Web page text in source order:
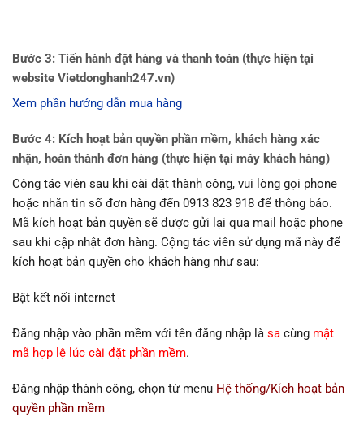
Bước 3: Tiến hành đặt hàng và thanh toán (thực hiện tại
website Vietdonghanh247.vn)
Xem phần hướng dẫn mua hàng
Bước 4: Kích hoạt bản quyền phần mềm, khách hàng xác
nhận, hoàn thành đơn hàng (thực hiện tại máy khách hàng)
Cộng tác viên sau khi cài đặt thành công, vui lòng gọi phone
hoặc nhắn tin số đơn hàng đến 0913 823 918 để thông báo.
Mã kích hoạt bản quyền sẽ được gửi lại qua mail hoặc phone
sau khi cập nhật đơn hàng. Cộng tác viên sử dụng mã này để
kích hoạt bản quyền cho khách hàng như sau:
Bật kết nối internet
Đăng nhập vào phần mềm với tên đăng nhập là sa cùng mật
mã hợp lệ lúc cài đặt phần mềm.
Đăng nhập thành công, chọn từ menu Hệ thống/Kích hoạt bản
quyền phần mềm